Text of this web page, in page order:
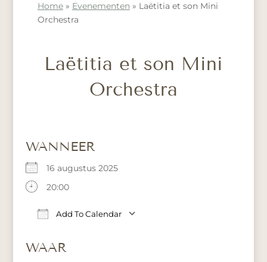
Home» Evenementen » Laëtitia et son Mini
Orchestra
Laëtitia et son Mini
Orchestra
WANNEER
16 augustus 2025
20:00
Add To Calendar
WAAR